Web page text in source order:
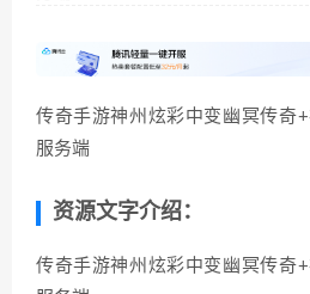
传奇手游神州炫彩中变幽冥传奇
服务端
资源文字介绍：
传奇手游神州炫彩中变幽冥传奇